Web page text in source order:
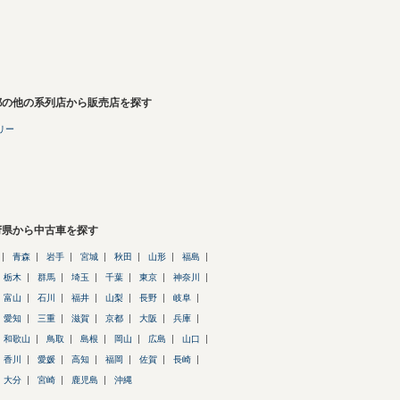
他の系列店から販売店を探す
ー
から中古車を探す
青森 岩手 宮城 秋田 山形 福島
栃木 群馬 埼玉 千葉 東京 神奈川
富山 石川 福井 山梨 長野 岐阜
愛知 三重 滋賀 京都 大阪 兵庫
和歌山 鳥取 島根 岡山 広島 山口
香川 愛媛 高知 福岡 佐賀 長崎
大分 宮崎 鹿児島 沖縄